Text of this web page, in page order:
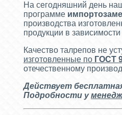
На сегодняшний день
программе
производства
продукции в
Качество талрепов не
изготовленные по ГОСТ
отечественному
Действует
Подробности у